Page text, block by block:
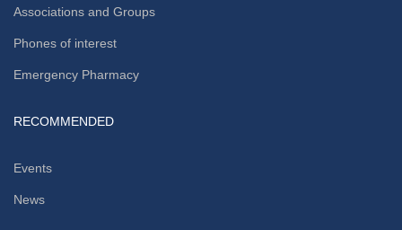
Associations and Groups
Phones of interest
Emergency Pharmacy
RECOMMENDED
Events
News